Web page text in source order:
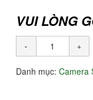
VUI LÒNG
Danh mục: Camera